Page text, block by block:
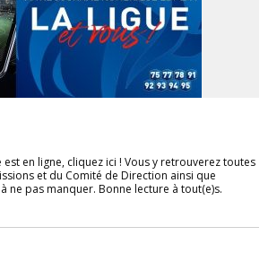
en ligne, cliquez ici ! Vous y retrouverez toutes
et du Comité de Direction ainsi que
ne pas manquer. Bonne lecture à tout(e)s.